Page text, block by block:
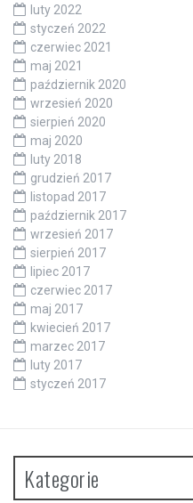
luty 2022
styczeń 2022
czerwiec 2021
maj 2021
październik 2020
wrzesień 2020
sierpień 2020
maj 2020
luty 2018
grudzień 2017
listopad 2017
październik 2017
wrzesień 2017
sierpień 2017
lipiec 2017
czerwiec 2017
maj 2017
kwiecień 2017
marzec 2017
luty 2017
styczeń 2017
Kategorie